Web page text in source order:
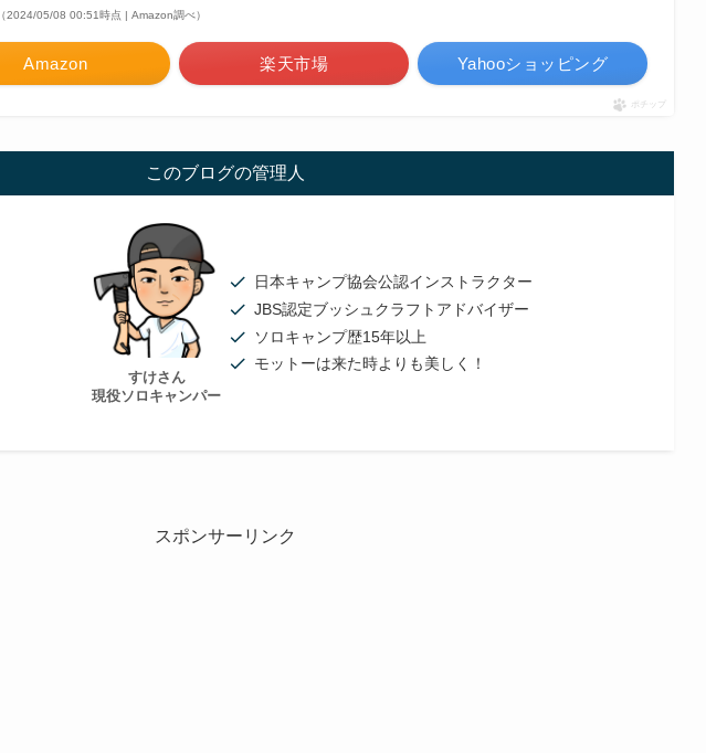
（2024/05/08 00:51時点 | Amazon調べ）
Amazon 楽天市場 Yahooショッピング
ポチップ
このブログの管理人
すけさん
現役ソロキャンパー
日本キャンプ協会公認インストラクター
JBS認定ブッシュクラフトアドバイザー
ソロキャンプ歴15年以上
モットーは来た時よりも美しく！
スポンサーリンク